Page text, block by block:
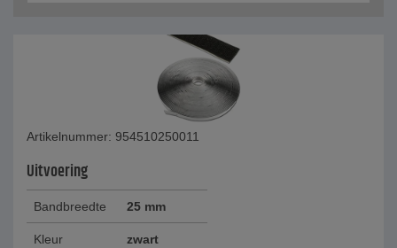
Artikelnummer: 954510250011
Uitvoering
Bandbreedte 25 mm
Kleur zwart